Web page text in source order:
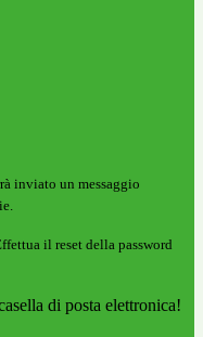
inviato un messaggio
il reset della password
di posta elettronica!